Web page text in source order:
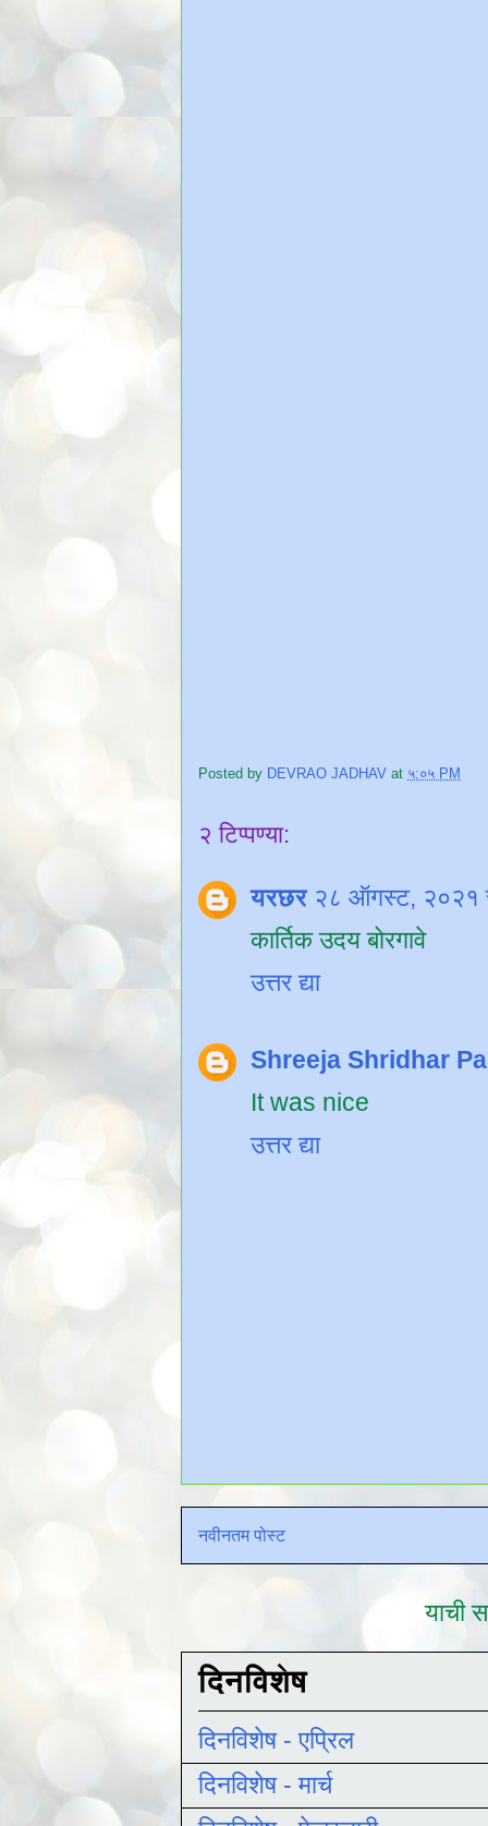
Posted by DEVRAO JADHAV at ५:०५ PM
२ टिप्पण्या:
यरछर २८ ऑगस्ट, २०२१
कार्तिक उदय बोरगावे
उत्तर द्या
Shreeja Shridhar
It was nice
उत्तर द्या
नवीनतम पोस्ट
याची
दिनविशेष
दिनविशेष - एप्रिल
दिनविशेष - मार्च